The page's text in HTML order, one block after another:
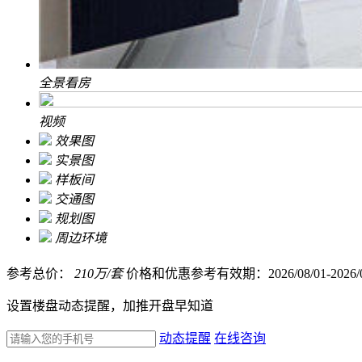
全景看房
视频
效果图
实景图
样板间
交通图
规划图
周边环境
参考总价： 210万/套 价格和优惠参考有效期：2026/08/01-2026/
设置楼盘动态提醒，加推开盘早知道
动态提醒 在线咨询